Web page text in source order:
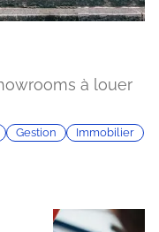
à louer
Gestion Immobilier